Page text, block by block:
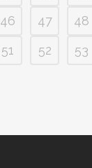
46 47 48
51 52 53